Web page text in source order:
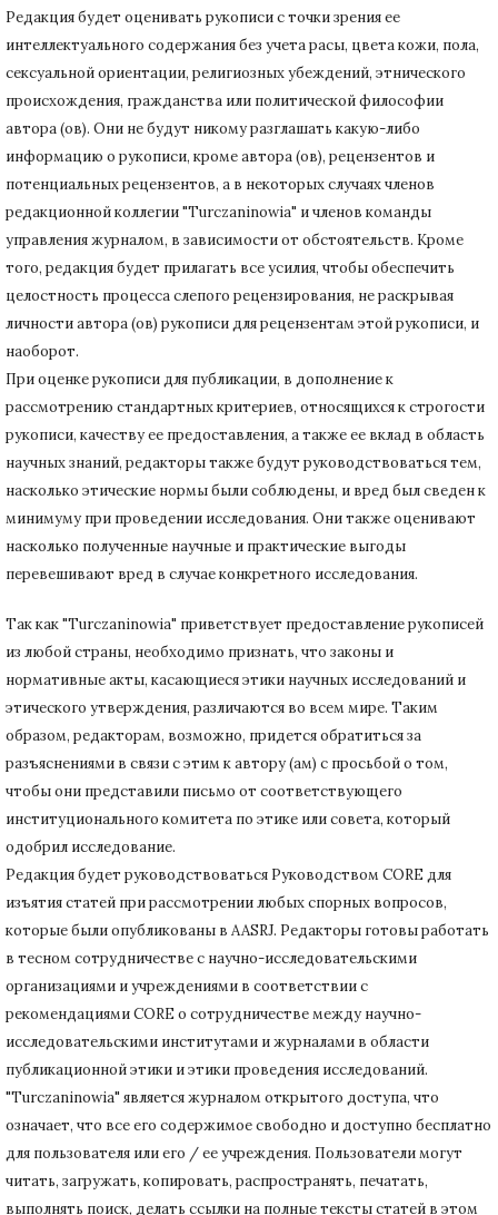
Редакция будет оценивать рукописи с точки зрения ее
интеллектуального содержания без учета расы, цвета кожи, пола,
сексуальной ориентации, религиозных убеждений, этнического
происхождения, гражданства или политической философии
автора (ов). Они не будут никому разглашать какую-либо
информацию о рукописи, кроме автора (ов), рецензентов и
потенциальных рецензентов, а в некоторых случаях членов
редакционной коллегии "Turczaninowia" и членов команды
управления журналом, в зависимости от обстоятельств. Кроме
того, редакция будет прилагать все усилия, чтобы обеспечить
целостность процесса слепого рецензирования, не раскрывая
личности автора (ов) рукописи для рецензентам этой рукописи, и
наоборот.
При оценке рукописи для публикации, в дополнение к
рассмотрению стандартных критериев, относящихся к строгости
рукописи, качеству ее предоставления, а также ее вклад в область
научных знаний, редакторы также будут руководствоваться тем,
насколько этические нормы были соблюдены, и вред был сведен к
минимуму при проведении исследования. Они также оценивают
насколько полученные научные и практические выгоды
перевешивают вред в случае конкретного исследования.
Так как "Turczaninowia" приветствует предоставление рукописей
из любой страны, необходимо признать, что законы и
нормативные акты, касающиеся этики научных исследований и
этического утверждения, различаются во всем мире. Таким
образом, редакторам, возможно, придется обратиться за
разъяснениями в связи с этим к автору (ам) с просьбой о том,
чтобы они представили письмо от соответствующего
институционального комитета по этике или совета, который
одобрил исследование.
Редакция будет руководствоваться Руководством CORE для
изъятия статей при рассмотрении любых спорных вопросов,
которые были опубликованы в AASRJ. Редакторы готовыработать
в тесном сотрудничестве с научно-исследовательскими
организациями и учреждениями в соответствии с
рекомендациями CORE о сотрудничестве между научно-
исследовательскими институтами и журналами в области
публикационной этики и этики проведения исследований.
"Turczaninowia" является журналом открытого доступа, что
означает, что все его содержимое свободно и доступно бесплатно
для пользователя или его / ее учреждения. Пользователи могут
читать, загружать, копировать, распространять, печатать,
выполнять поиск, делать ссылки на полные тексты статей в этом